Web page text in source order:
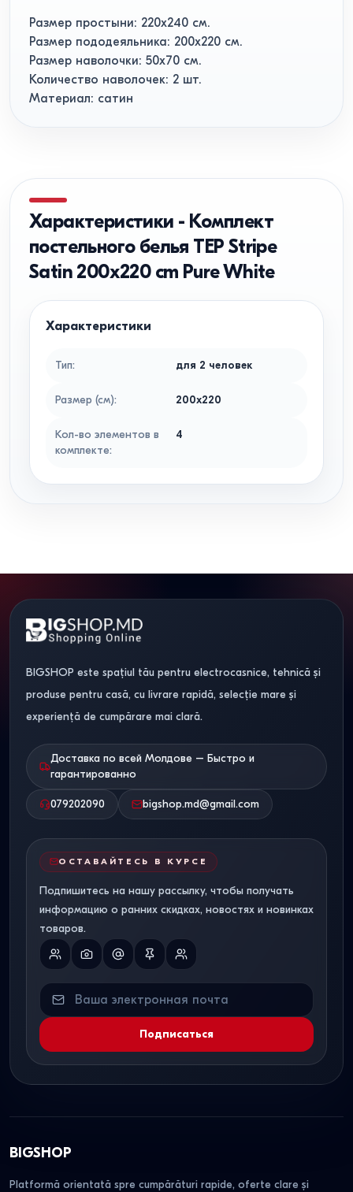
Размер простыни: 220x240 см.
Размер пододеяльника: 200x220 см.
Размер наволочки: 50х70 см.
Количество наволочек: 2 шт.
Материал: сатин
Характеристики - Комплект
постельного белья TEP Stripe
Satin 200x220 cm Pure White
Характеристики
Тип: для 2 человек
Размер (см): 200x220
Кол-во элементов в
комплекте:
4
BIGSHOP este spațiul tău pentru electrocasnice, tehnică și
produse pentru casă, cu livrare rapidă, selecție mare și
experiență de cumpărare mai clară.
Доставка по всей Молдове – Быстро и
гарантированно
079202090 bigshop.md@gmail.com
ОСТАВАЙТЕСЬ В КУРСЕ
Подпишитесь на нашу рассылку, чтобы получать
информацию о ранних скидках, новостях и новинках
товаров.
Подписаться
BIGSHOP
Platformă orientată spre cumpărături rapide, oferte clare și